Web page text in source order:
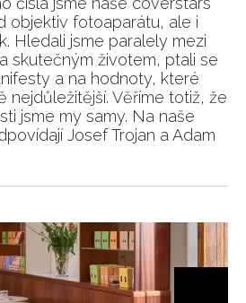
objektiv fotoaparátu, ale i
Hledali jsme paralely mezi
skutečným životem, ptali se
a na hodnoty, které
nejdůležitější. Věříme totiž, že
jsme my samy. Na naše
Josef Trojan a Adam